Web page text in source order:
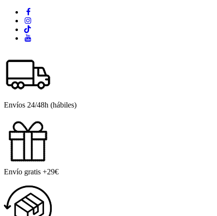
Envíos 24/48h (hábiles)
Envío gratis +29€